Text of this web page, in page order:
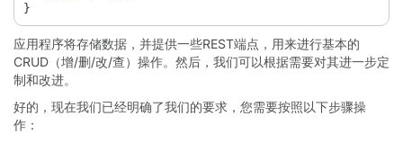
}
应用程序将存储数据，并提供一些REST端点，用来进行基本的
CRUD（增/删/改/查）操作。然后，我们可以根据需要对其进一步定
制和改进。
好的，现在我们已经明确了我们的要求，您需要按照以下步骤操
作：